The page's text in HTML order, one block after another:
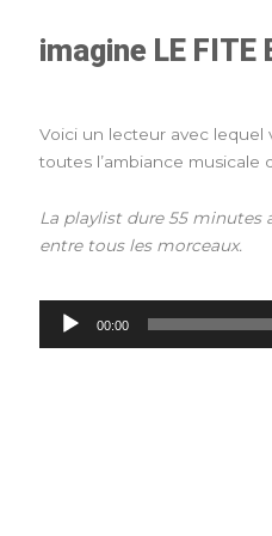
imagine LE FITE
Voici un lecteur avec lequel
toutes l’ambiance musicale
La playlist dure 55 minutes
entre tous les morceaux.
Lecteur
00:00